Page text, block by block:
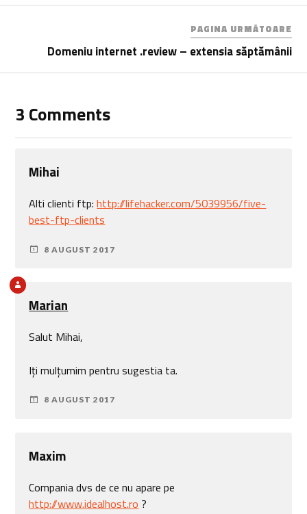
PAGINA URMĂTOARE
Domeniu internet .review – extensia săptămânii
3 Comments
Mihai
Alti clienti ftp:http://lifehacker.com/5039956/five-
best-ftp-clients
8 AUGUST 2017
Marian
Salut Mihai,
Iți mulțumim pentru sugestia ta.
8 AUGUST 2017
Maxim
Compania dvs de ce nu apare pe
http://www.idealhost.ro ?